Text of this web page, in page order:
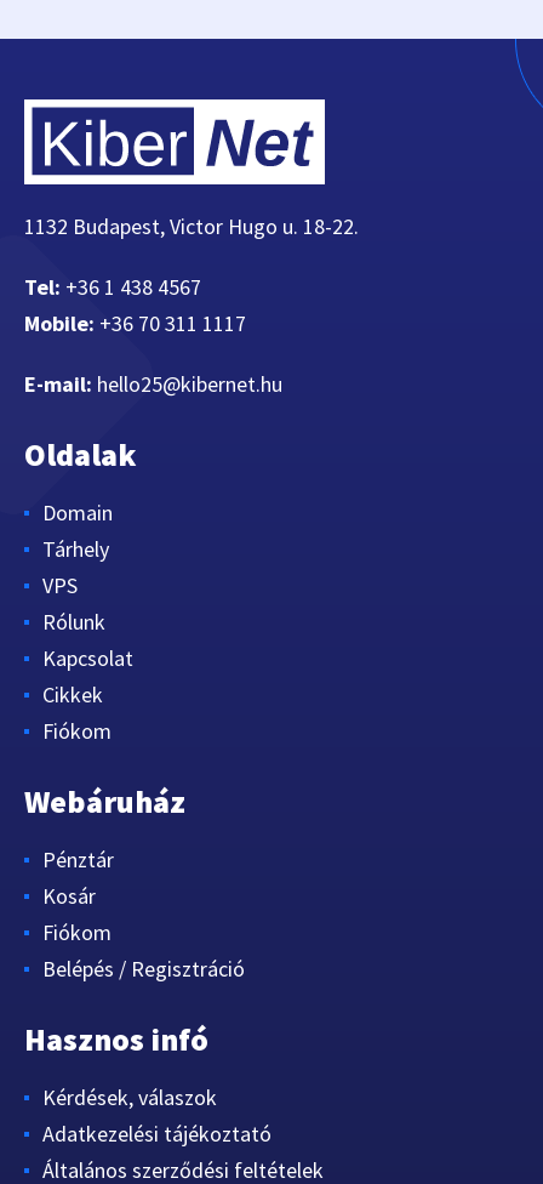
1132 Budapest, Victor Hugo u. 18-22.
Tel: +36 1 438 4567
Mobile: +36 70 311 1117
E-mail: hello25@kibernet.hu
Oldalak
Domain
Tárhely
VPS
Rólunk
Kapcsolat
Cikkek
Fiókom
Webáruház
Pénztár
Kosár
Fiókom
Belépés / Regisztráció
Hasznos infó
Kérdések, válaszok
Adatkezelési tájékoztató
Általános szerződési feltételek